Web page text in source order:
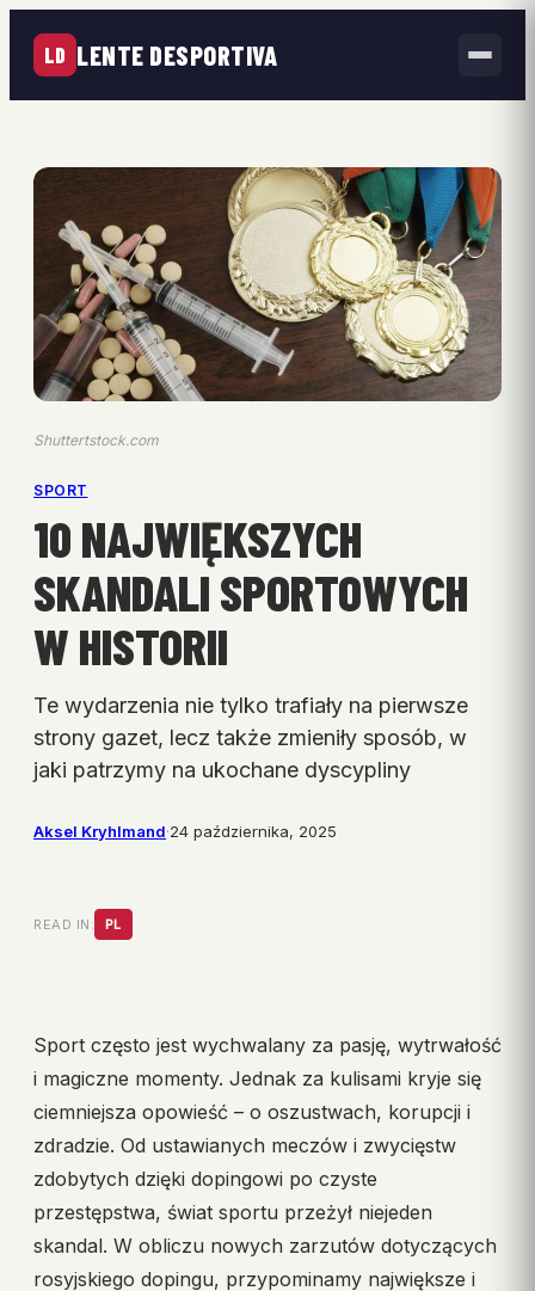
LD LENTE DESPORTIVA
Shuttertstock.com
SPORT
10 NAJWIĘKSZYCH
SKANDALI SPORTOWYCH
W HISTORII
Te wydarzenia nie tylko trafiały na pierwsze
strony gazet, lecz także zmieniły sposób, w
jaki patrzymy na ukochane dyscypliny
Aksel Kryhlmand·24 października, 2025
READ IN: PL
Sport często jest wychwalany za pasję, wytrwałość
i magiczne momenty. Jednak za kulisami kryje się
ciemniejsza opowieść – o oszustwach, korupcji i
zdradzie. Od ustawianych meczów i zwycięstw
zdobytych dzięki dopingowi po czyste
przestępstwa, świat sportu przeżył niejeden
skandal. W obliczu nowych zarzutów dotyczących
rosyjskiego dopingu, przypominamy największe i